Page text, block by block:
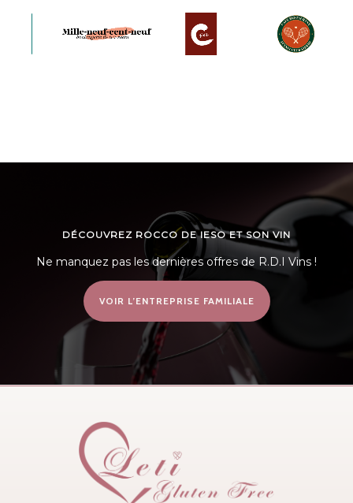
DÉCOUVREZ ROCCO DE IESO ET SON VIN
Ne manquez pas les dernières offres de R.D.I Vins !
VOIR L’ENTREPRISE FAMILIALE